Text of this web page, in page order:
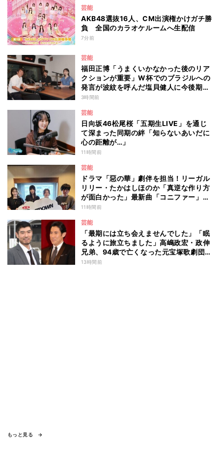
芸能
AKB48選抜16人、CM出演権かけガチ勝
負 全国のカラオケルームへ生配信
7分前
芸能
福田正博「うまくいかなかった後のリア
クションが重要」W杯でのブラジルへの
発言が波紋を呼んだ塩貝健人に今後期待
することは？
3時間前
芸能
日向坂46松尾桜「五期生LIVE」を通じ
て深まった同期の絆「知らないあいだに
心の距離が…」
11時間前
芸能
ドラマ「惡の華」劇伴を担当！リーガル
リリー・たかはしほのか「真逆な作り方
が面白かった」最新曲「コニファー」制
作秘話も
11時間前
芸能
「最期には立ち会えませんでした」「眠
るように旅立ちました」高嶋政宏・政伸
兄弟、94歳で亡くなった元宝塚歌劇団ト
ップスターの母・寿美花代を追悼 ここ
13時間前
もっと見る